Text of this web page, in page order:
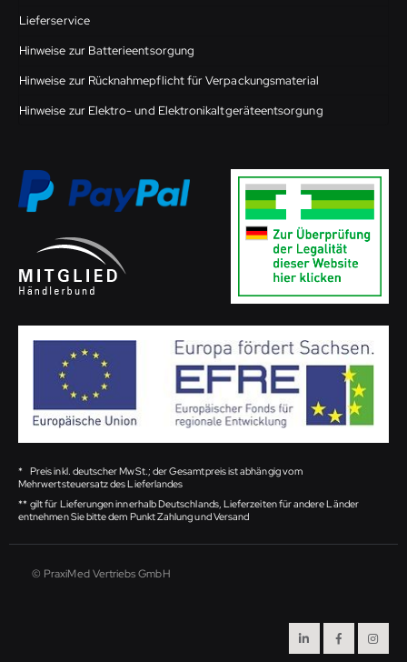
Lieferservice
Hinweise zur Batterieentsorgung
Hinweise zur Rücknahmepflicht für Verpackungsmaterial
Hinweise zur Elektro- und Elektronikaltgeräteentsorgung
* Preis inkl. deutscher MwSt.; der Gesamtpreis ist abhängig vom
Mehrwertsteuersatz des Lieferlandes
** gilt für Lieferungen innerhalb Deutschlands, Lieferzeiten für andere Länder
entnehmen Sie bitte dem Punkt Zahlung und Versand
© PraxiMed Vertriebs GmbH